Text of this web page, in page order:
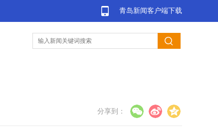
青岛新闻客户端下载
分享到：